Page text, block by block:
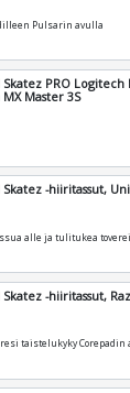
Pulsarin avulla
Skatez PRO Logitech
Master 3S
Skatez -hiiritassut,
alle ja tulitukea
Skatez -hiiritassut,
taistelukyky Corepadin